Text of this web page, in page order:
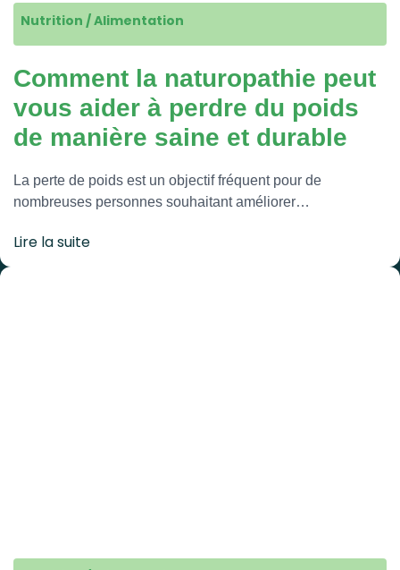
Nutrition / Alimentation
Comment la naturopathie peut
vous aider à perdre du poids
de manière saine et durable
La perte de poids est un objectif fréquent pour de
nombreuses personnes souhaitant améliorer…
Lire la suite